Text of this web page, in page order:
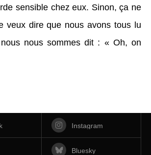
sensible chez eux. Sinon, ça ne
veux dire que nous avons tous lu
nous sommes dit : « Oh, on
Instagram
Bluesky